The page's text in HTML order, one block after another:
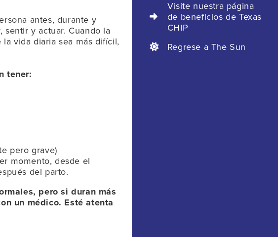
antes, durante y
sentir y actuar. Cuando la
vida diaria sea más difícil,
tener:
pero grave)
momento, desde el
del parto.
pero si duran más
un médico. Esté atenta
Visite nuestra página
de beneficios de Texas
CHIP
Regrese a The Sun